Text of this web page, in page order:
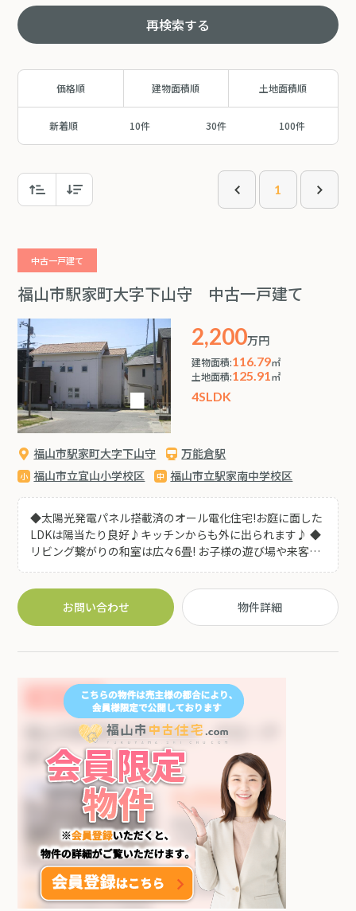
再検索する
価格順 建物面積順 土地面積順
新着順 10件 30件 100件
1
中古一戸建て
福山市駅家町大字下山守 中古一戸建て
2,200万円
建物面積:116.79㎡
土地面積:125.91㎡
4SLDK
福山市駅家町大字下山守
万能倉駅
福山市立宜山小学校区
福山市立駅家南中学校区
◆太陽光発電パネル搭載済のオール電化住宅!お庭に面した
LDKは陽当たり良好♪キッチンからも外に出られます♪ ◆
リビング繋がりの和室は広々6畳! お子様の遊び場や来客用
のスペース、またワークスペースとしても活用可能! ◆ウォ
ークインクローゼット＋小屋裏収納付で収納豊富!お家の中
がスッキリ片付きます♪ ◆県道395号線にすぐ出れますの
で 福山・府中方面へのアクセス良好!エブリイ駅家店やホー
い立地です♪お車は嬉しい駐車3台可能♪
お問い合わせ 物件詳細